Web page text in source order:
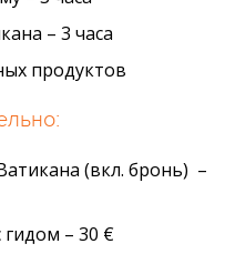
– 3 часа
продуктов
(вкл. бронь) –
гидом – 30 €